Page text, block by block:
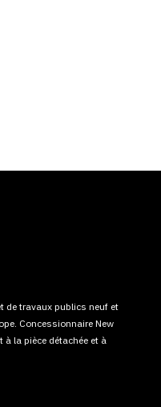
de travaux publics neuf et
Concessionnaire New
la pièce détachée et à